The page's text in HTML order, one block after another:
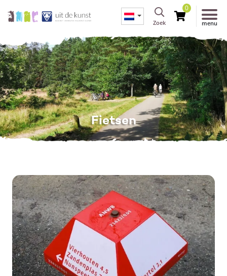
Zoek
0
menu
Fietsen